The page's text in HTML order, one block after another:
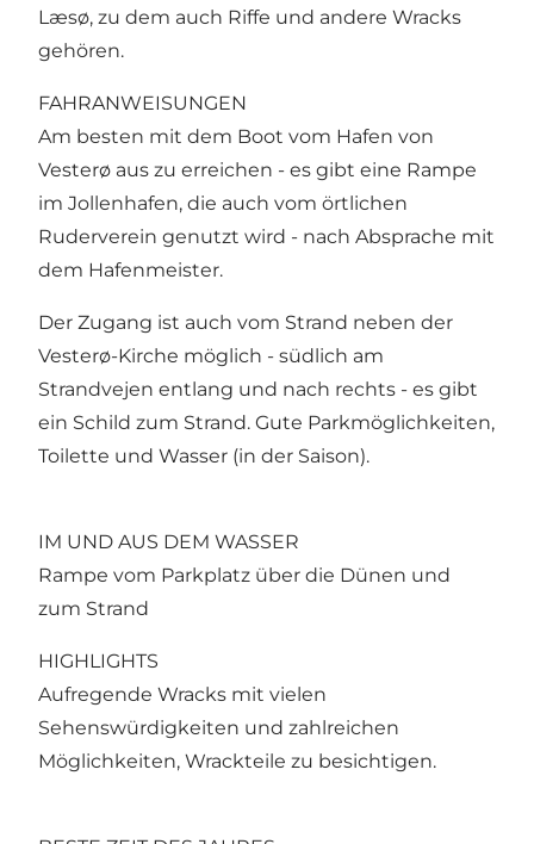
Læsø, zu dem auch Riffe und andere Wracks
gehören.
FAHRANWEISUNGEN
Am besten mit dem Boot vom Hafen von
Vesterø aus zu erreichen - es gibt eine Rampe
im Jollenhafen, die auch vom örtlichen
Ruderverein genutzt wird - nach Absprache mit
dem Hafenmeister.
Der Zugang ist auch vom Strand neben der
Vesterø-Kirche möglich - südlich am
Strandvejen entlang und nach rechts - es gibt
ein Schild zum Strand. Gute Parkmöglichkeiten,
Toilette und Wasser (in der Saison).
IM UND AUS DEM WASSER
Rampe vom Parkplatz über die Dünen und
zum Strand
HIGHLIGHTS
Aufregende Wracks mit vielen
Sehenswürdigkeiten und zahlreichen
Möglichkeiten, Wrackteile zu besichtigen.